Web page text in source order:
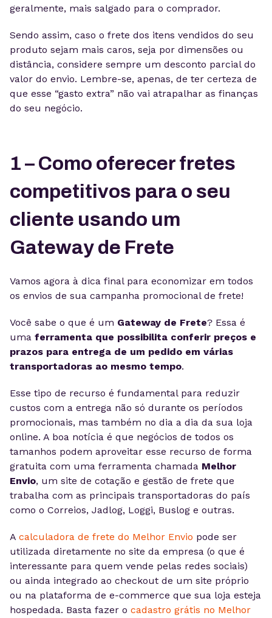
geralmente, mais salgado para o comprador.
Sendo assim, caso o frete dos itens vendidos do seu
produto sejam mais caros, seja por dimensões ou
distância, considere sempre um desconto parcial do
valor do envio. Lembre-se, apenas, de ter certeza de
que esse “gasto extra” não vai atrapalhar as finanças
do seu negócio.
1 – Como oferecer fretes
competitivos para o seu
cliente usando um
Gateway de Frete
Vamos agora à dica final para economizar em todos
os envios de sua campanha promocional de frete!
Você sabe o que é um Gateway de Frete? Essa é
uma ferramenta que possibilita conferir preços e
prazos para entrega de um pedido em várias
transportadoras ao mesmo tempo.
Esse tipo de recurso é fundamental para reduzir
custos com a entrega não só durante os períodos
promocionais, mas também no dia a dia da sua loja
online. A boa notícia é que negócios de todos os
tamanhos podem aproveitar esse recurso de forma
gratuita com uma ferramenta chamada Melhor
Envio, um site de cotação e gestão de frete que
trabalha com as principais transportadoras do país
como o Correios, Jadlog, Loggi, Buslog e outras.
A calculadora de frete do Melhor Envio pode ser
utilizada diretamente no site da empresa (o que é
interessante para quem vende pelas redes sociais)
ou ainda integrado ao checkout de um site próprio
ou na plataforma de e-commerce que sua loja esteja
hospedada. Basta fazer o cadastro grátis no Melhor